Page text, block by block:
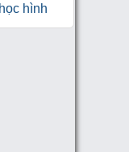
hình